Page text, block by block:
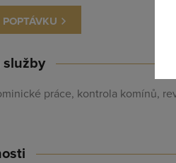
služby
práce, kontrola komínů,